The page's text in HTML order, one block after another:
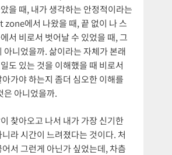
을 때, 내가 생각하는 안정적이라는
에서 나왔을 때, 끝 없이 나 스
서 비로서 벗어날 수 있었을 때, 그
아니었을까. 삶이라는 자체가 본래
도 있는 것을 이해했을 때 비로서
가야 하는지 좀더 심오한 이해를
은 아니었을까.
찾아오고 나서 내가 가장 신기한
라 시간이 느려졌다는 것이다. 처
서 그런게 아닌가 싶었는데, 차츰